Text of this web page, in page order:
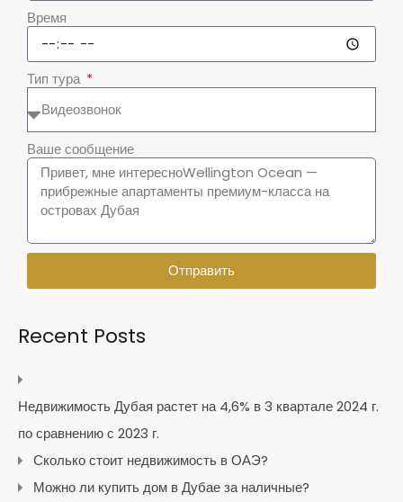
Время
Тип тура
Ваше сообщение
Отправить
Recent Posts
Недвижимость Дубая растет на 4,6% в 3 квартале 2024 г.
по сравнению с 2023 г.
Сколько стоит недвижимость в ОАЭ?
Можно ли купить дом в Дубае за наличные?